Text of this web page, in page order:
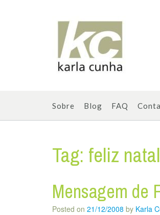
Sobre Blog FAQ
Tag: feliz natal
Mensagem de
Posted on 21/12/2008 by Karla